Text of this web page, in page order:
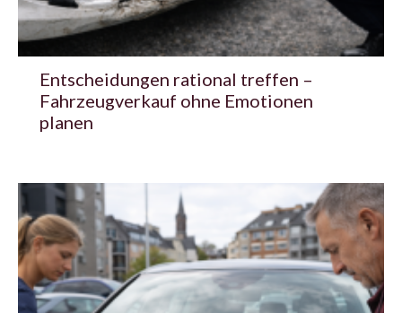
Entscheidungen rational treffen –
Fahrzeugverkauf ohne Emotionen
planen